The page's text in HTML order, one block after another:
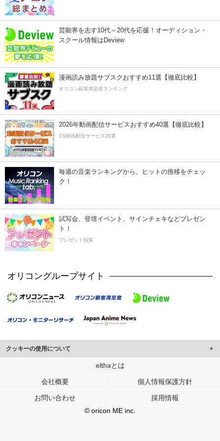
芸能界を志す10代～20代を応援！オーディション・
スクール情報はDeview
漫画読み放題サブスクおすすめ11選【徹底比較】
オリコン顧客満足度ランキング
2026年動画配信サービスおすすめ40選【徹底比較】
CS動画配信サービス20選
毎週の音楽ランキングから、ヒットの推移をチェッ
ク！
試写会、登壇イベント、サインチェキなどプレゼン
ト！
プレゼント特集
オリコングループサイト
クッキーの使用について
このサイトでは Cookie を使用して、ユーザーに合わせたコンテンツや広告の
行っています。
メディアや広告配信、データ解析の各パートナーに提供しています。
ユーザーが各パートナーのサービスを使用したときに収集した他の情報を組み
elthaとは
会社概要 個人情報保護方針
お問い合わせ
採用情報
© oricon ME inc.